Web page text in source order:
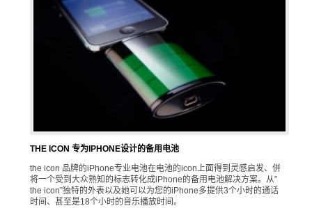
THE ICON 专为IPHONE设计的备用电池
the icon 品牌的iPhone专业电池在电池的icon上面得到灵感启发、併
将一个受到大众熟知的标志转化成iPhone的备用电池解决方案。从”
the icon”独特的外表以及她可以为您的iPhone多提供3个小时的通话
时间、甚至是18个小时的音乐播放时间。